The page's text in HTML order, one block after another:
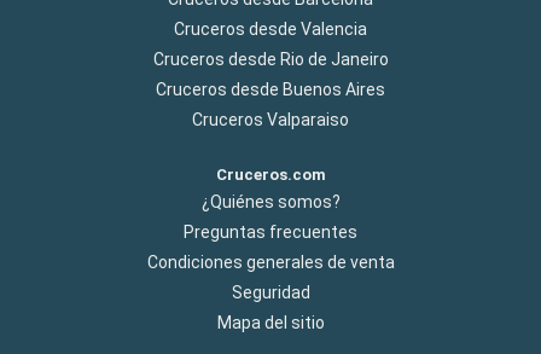
Cruceros desde Valencia
Cruceros desde Rio de Janeiro
Cruceros desde Buenos Aires
Cruceros Valparaiso
Cruceros.com
¿Quiénes somos?
Preguntas frecuentes
Condiciones generales de venta
Seguridad
Mapa del sitio